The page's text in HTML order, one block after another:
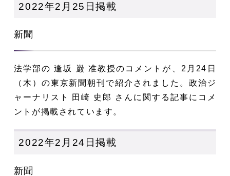
2022年2月25日掲載
新聞
法学部の 逢坂 巌 准教授のコメントが、2月24日
（木）の東京新聞朝刊で紹介されました。政治ジ
ャーナリスト 田崎 史郎 さんに関する記事にコメ
ントが掲載されています。
2022年2月24日掲載
新聞